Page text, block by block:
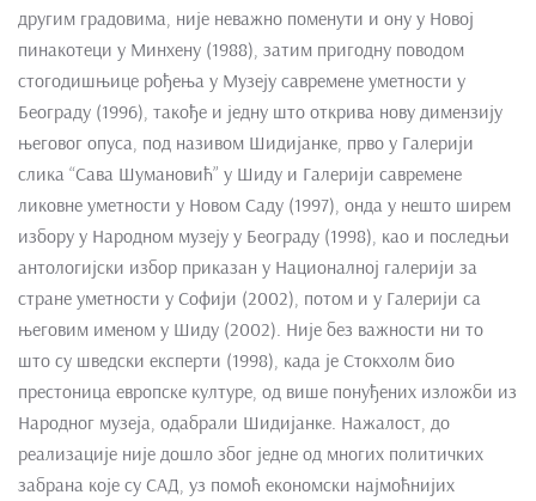
другим градовима, није неважно поменути и ону у Новој
пинакотеци у Минхену (1988), затим пригодну поводом
стогодишњице рођења у Музеју савремене уметности у
Београду (1996), такође и једну што открива нову димензију
његовог опуса, под називом Шидијанке, прво у Галерији
слика “Сава Шумановић” у Шиду и Галерији савремене
ликовне уметности у Новом Саду (1997), онда у нешто ширем
избору у Народном музеју у Београду (1998), као и последњи
антологијски избор приказан у Националној галерији за
стране уметности у Софији (2002), потом и у Галерији са
његовим именом у Шиду (2002). Није без важности ни то
што су шведски експерти (1998), када је Стокхолм био
престоница европске културе, од више понуђених изложби из
Народног музеја, одабрали Шидијанке. Нажалост, до
реализације није дошло због једне од многих политичких
забрана које су САД, уз помоћ економски најмоћнијих